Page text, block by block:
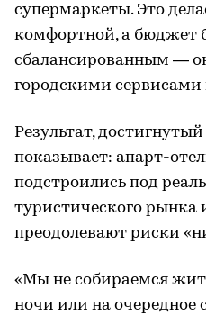
супермаркеты. Это
комфортной, а бюджет
сбалансированным —
городскими
Результат, достигнутый
показывает: апарт-
подстроились под
туристического рынка
преодолевают риски
«Мы не собираемся
ночи или на очередное